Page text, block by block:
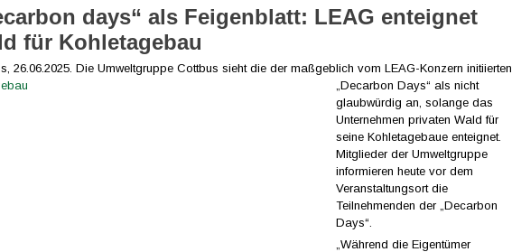
days“ als Feigenblatt: LEAG enteignet
für Kohletagebau
26.06.2025. Die Umweltgruppe Cottbus sieht die der maßgeblich vom LEAG-Konzern initiierten
„Decarbon Days“ als nicht
glaubwürdig an, solange das
Unternehmen privaten Wald für
seine Kohletagebaue enteignet.
Mitglieder der Umweltgruppe
informieren heute vor dem
Veranstaltungsort die
Teilnehmenden der „Decarbon
Days“.
„Während die Eigentümer